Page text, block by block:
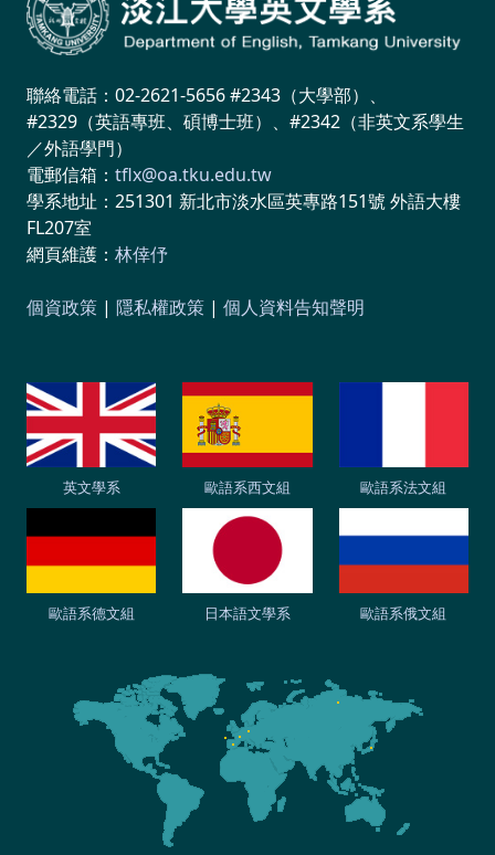
聯絡電話：02-2621-5656 #2343（大學部）、
#2329（英語專班、碩博士班）、#2342（非英文系學生
／外語學門）
電郵信箱： tflx@oa.tku.edu.tw
學系地址：251301 新北市淡水區英專路151號 外語大樓
FL207室
網頁維護： 林倖伃
個資政策 | 隱私權政策 | 個人資料告知聲明
英文學系 歐語系西文組 歐語系法文組
歐語系德文組 日本語文學系 歐語系俄文組